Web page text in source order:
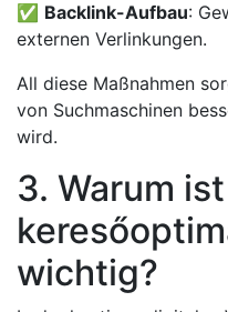
✅ Backlink-Aufbau:
externen Verlinkungen.
All diese Maßnahmen
von Suchmaschinen
wird.
3. Warum ist
wichtig?